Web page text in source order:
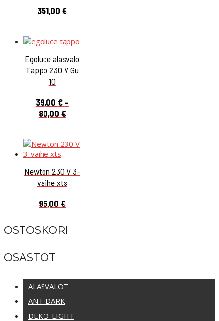
351,00€
Egoluce alasvalo
Tappo 230 V Gu
10
39,00 € –
80,00 €Hintaluokka:
80,00 €
Newton 230 V 3-
vaihe xts
95,00€
OSTOSKORI
OSASTOT
ALASVALOT
ANTIDARK
DEKO-LIGHT